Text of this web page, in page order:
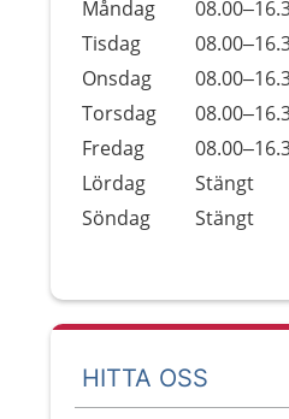
Dag
Öppettider
Kommentarer
Måndag
Tisdag
Onsdag
Torsdag
Fredag
Lördag
Stängt
Söndag
Stängt
HITTA OSS